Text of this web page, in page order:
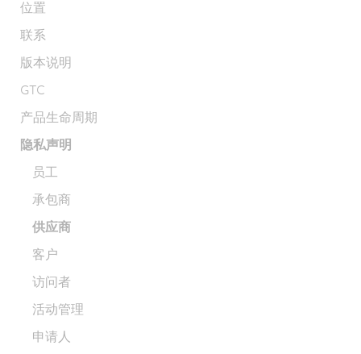
位置
联系
版本说明
GTC
产品生命周期
隐私声明
员工
承包商
供应商
客户
访问者
活动管理
申请人